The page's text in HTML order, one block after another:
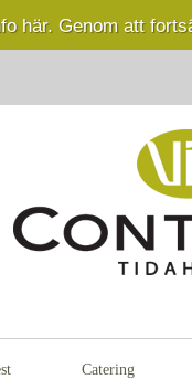
här. Genom att
Catering